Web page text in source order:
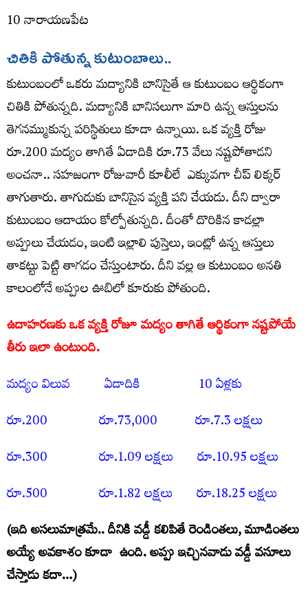
10 నారాయ‌ణ‌పేట‌
చితికి పోతున్న కుటుంబాలు..
కుటుంబంలో ఒక‌రు మ‌ద్యానికి బానిసైతే ఆ కుటుంబం ఆర్థికంగా
చితికి పోతున్న‌ది. మ‌ద్యానికి బానిస‌లుగా మారి ఉన్న ఆస్తుల‌ను
తెగ‌న‌మ్ముకున్న ప‌రిస్థితులు కూడా ఉన్నాయి. ఒక వ్య‌క్తి రోజు
రూ.200 మ‌ద్యం తాగితే ఏడాదికి రూ.73 వేలు న‌ష్ట‌పోతాడని
అంచనా.. స‌హ‌జంగా రోజువారీ కూలీలే ఎక్కువగా చీప్ లిక్క‌ర్
తాగుతారు. తాగుడుకు బానిసైన వ్య‌క్తి ప‌ని చేయ‌డు. దీని ద్వారా
కుటుంబం ఆదాయం కోల్పోతున్న‌ది. దీంతో దొరికిన కాడ‌ల్లా
అప్పులు చేయ‌డం, ఇంటి ఇల్లాలి పుస్తెలు, ఇంట్లో ఉన్న ఆస్తులు
తాక‌ట్టు పెట్టి తాగ‌డం చేస్తుంటారు. దీని వ‌ల్ల ఆ కుటుంబం అన‌తి
కాలంలోనే అప్పుల ఊబిలో కూరుకు పోతుంది.
ఉదాహరణకు ఒక వ్య‌క్తి రోజూ మ‌ద్యం తాగితే ఆర్థికంగా న‌ష్ట‌పోయే
తీరు ఇలా ఉంటుంది.
మ‌ద్యం విలువ ఏడాదికి 10 ఏళ్ల‌కు
రూ.200 రూ.73,000 రూ.7.3 ల‌క్ష‌లు
రూ.300 రూ.1.09 లక్షలు రూ.10.95 ల‌క్ష‌లు
రూ.500 రూ.1.82 ల‌క్ష‌లు రూ.18.25 ల‌క్ష‌లు
(ఇది అస‌లుమాత్రమే.. దీనికి వ‌డ్డీ క‌లిపితే రెండింతలు, మూడింతలు
అయ్యే అవకాశం కూడా ఉంది. అప్పు ఇచ్చినవాడు వడ్డీ వసూలు
చేస్తాడు కదా…)